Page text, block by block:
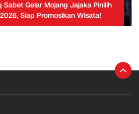
Sabet Gelar Mojang Jajaka Pinilih
Siap Promosikan Wisata!